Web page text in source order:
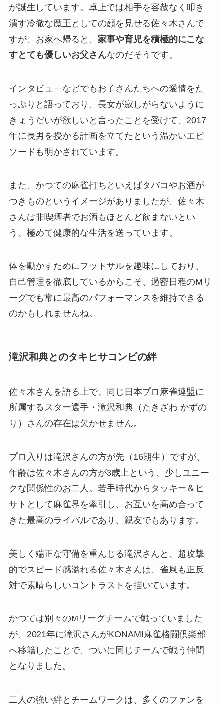
が誕生しています。卓上では相手を容赦なく叩き
潰す冷徹な魔王としての顔を見せる佐々木さんで
すが、お家へ帰ると、 家事や育児を積極的にこな
すとても優しいお父さんなのだそうです。
インタビューなどでもお子さんたちへの愛情をた
っぷりと語っており、長女が寂しがらないように
きょうだいが欲しいと言ったことを受けて、2017
年に長男を授かる計画を立てたという温かいエピ
ソードも明かされています。
また、かつての麻雀打ちといえばタバコやお酒が
つきものというイメージがありましたが、佐々木
さんは非喫煙者でお酒もほとんど飲まないとい
う、極めて健康的な生活を送っています。
体を動かすためにフットサルを趣味にしており、
自己管理を徹底しているからこそ、過密日程のMリ
ーグでも常に最高のパフォーマンスを維持できる
のかもしれませんね。
滝沢和典とのタキヒサコンビの絆
佐々木さんを語る上で、同じ日本プロ麻雀連盟に
所属するスター選手・滝沢和典（たきざわ かずの
り）さんの存在は欠かせません。
プロ入りは滝沢さんの方が先（16期生）ですが、
年齢は佐々木さんの方が3歳上という、少しユニー
クな関係性のお二人。若手時代からタッキー＆ヒ
サトとして麻雀界を牽引し、お互いを高め合って
きた最高のライバルであり、親友でもあります。
美しく端正な守備を重んじる滝沢さんと、超攻撃
的でスピード感溢れる佐々木さんは、雀風も正反
対で素晴らしいコントラストを描いています。
かつては別々のMリーグチームで戦っていました
が、2021年に滝沢さんがKONAMI麻雀格闘倶楽部
へ移籍したことで、ついに同じチームで戦う仲間
となりました。
二人の強い絆とチームワークは、多くのファンを